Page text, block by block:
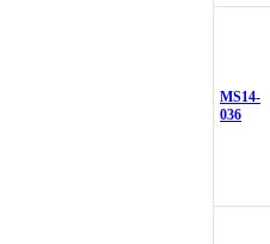
MS14-
036